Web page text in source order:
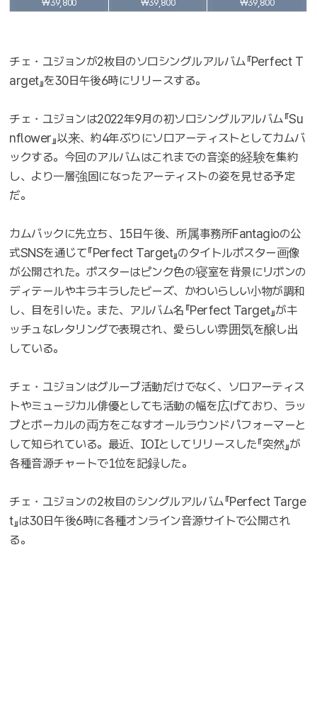
₩39,800 ₩39,800 ₩39,800
チェ・ユジョンが2枚目のソロシングルアルバム『Perfect T
arget』を30日午後6時にリリースする。
チェ・ユジョンは2022年9月の初ソロシングルアルバム『Su
nflower』以来、約4年ぶりにソロアーティストとしてカムバ
ックする。今回のアルバムはこれまでの音楽的経験を集約
し、より一層強固になったアーティストの姿を見せる予定
だ。
カムバックに先立ち、15日午後、所属事務所Fantagioの公
式SNSを通じて『Perfect Target』のタイトルポスター画像
が公開された。ポスターはピンク色の寝室を背景にリボンの
ディテールやキラキラしたビーズ、かわいらしい小物が調和
し、目を引いた。また、アルバム名『Perfect Target』がキ
ッチュなレタリングで表現され、愛らしい雰囲気を醸し出
している。
チェ・ユジョンはグループ活動だけでなく、ソロアーティス
トやミュージカル俳優としても活動の幅を広げており、ラッ
プとボーカルの両方をこなすオールラウンドパフォーマーと
して知られている。最近、IOIとしてリリースした『突然』が
各種音源チャートで1位を記録した。
チェ・ユジョンの2枚目のシングルアルバム『Perfect Targe
t』は30日午後6時に各種オンライン音源サイトで公開され
る。